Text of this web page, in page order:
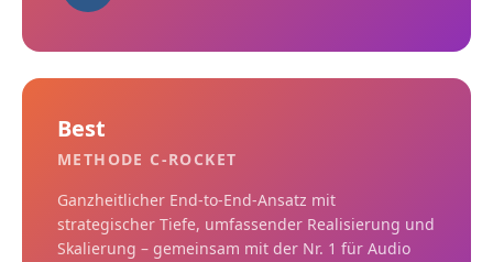
Best
METHODE C-ROCKET
Ganzheitlicher End-to-End-Ansatz mit
strategischer Tiefe, umfassender Realisierung und
Skalierung – gemeinsam mit der Nr. 1 für Audio